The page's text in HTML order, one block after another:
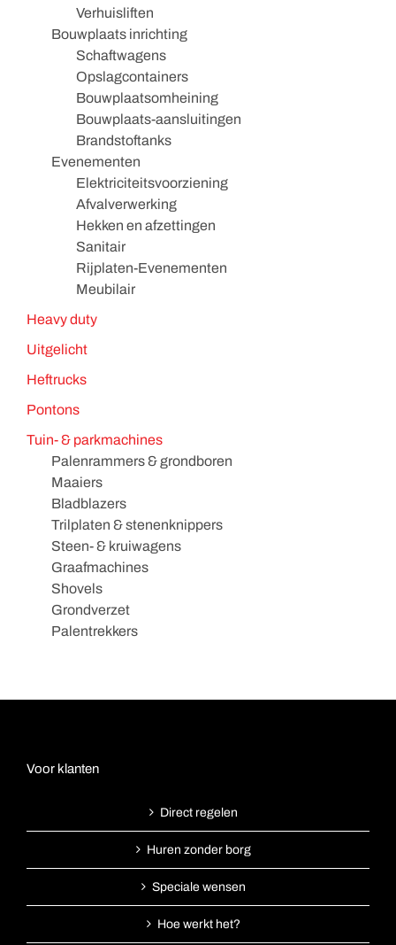
Verhuisliften
Bouwplaats inrichting
Schaftwagens
Opslagcontainers
Bouwplaatsomheining
Bouwplaats-aansluitingen
Brandstoftanks
Evenementen
Elektriciteitsvoorziening
Afvalverwerking
Hekken en afzettingen
Sanitair
Rijplaten-Evenementen
Meubilair
Heavy duty
Uitgelicht
Heftrucks
Pontons
Tuin- & parkmachines
Palenrammers & grondboren
Maaiers
Bladblazers
Trilplaten & stenenknippers
Steen- & kruiwagens
Graafmachines
Shovels
Grondverzet
Palentrekkers
Voor klanten
Direct regelen
Huren zonder borg
Speciale wensen
Hoe werkt het?